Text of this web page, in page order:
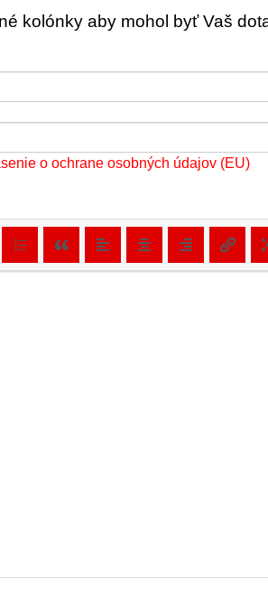
kolónky aby mohol byť Vaš
o ochrane osobných údajov (EU)